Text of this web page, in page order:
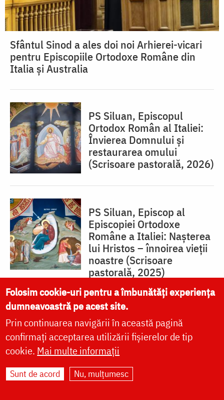
Sfântul Sinod a ales doi noi Arhierei-vicari
pentru Episcopiile Ortodoxe Române din
Italia și Australia
PS Siluan, Episcopul
Ortodox Român al Italiei:
Învierea Domnului și
restaurarea omului
(Scrisoare pastorală, 2026)
PS Siluan, Episcop al
Episcopiei Ortodoxe
Române a Italiei: Nașterea
lui Hristos – înnoirea vieții
noastre (Scrisoare
pastorală, 2025)
De ce sunt ortodox...!?
Folosim cookie-uri pentru a îmbunătăți experiența
dumneavoastră pe acest site.
Prin continuarea navigării în această pagină
confirmați acceptarea utilizării fișierelor de tip
cookie. Mai multe informații
Sunt de acord Nu, mulțumesc